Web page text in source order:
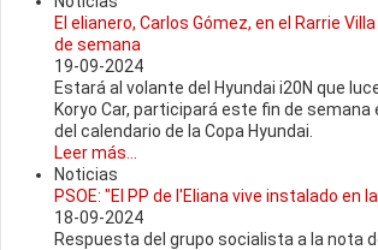
El elianero, Carlos Gómez, en el Rarrie
de semana
19-09-2024
Estará al volante del Hyundai i20N que
Koryo Car, participará este fin de semana
del calendario de la Copa Hyundai.
Leer más...
Noticias
PSOE: "El PP de l'Eliana vive instalado en
18-09-2024
Respuesta del grupo socialista a la nota